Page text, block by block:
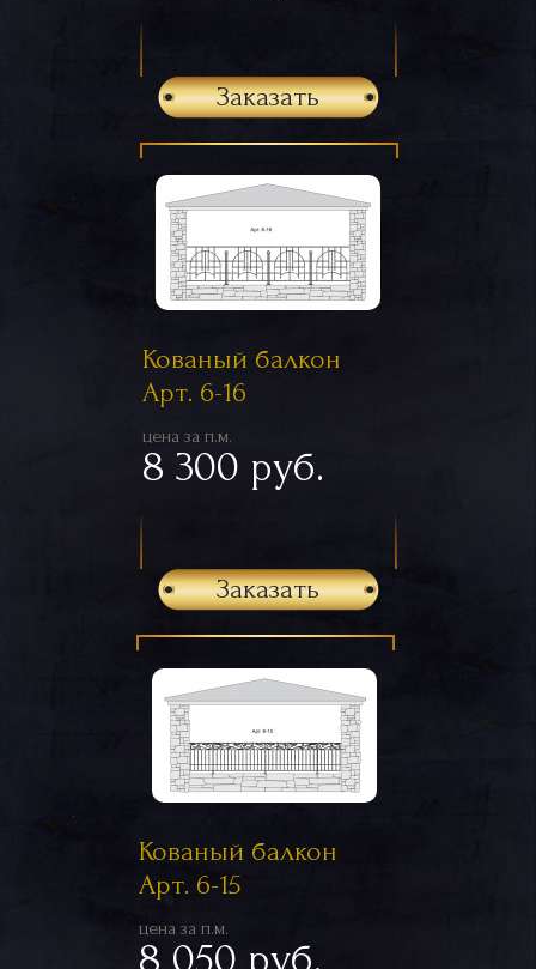
Заказать
Кованый балкон
Арт. 6-16
цена за п.м.
8 300 руб.
Заказать
Кованый балкон
Арт. 6-15
цена за п.м.
8 050 руб.